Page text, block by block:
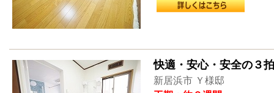
快適・安心・安全の３
新居浜市 Ｙ様邸